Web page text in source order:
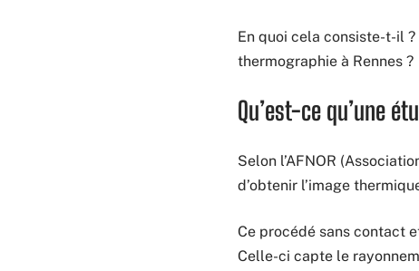
En quoi cela consiste-t-il
thermographie à Rennes ?
Qu’est-ce qu’une
Selon l’AFNOR
d’obtenir l’image
Ce procédé sans contact
Celle-ci capte le